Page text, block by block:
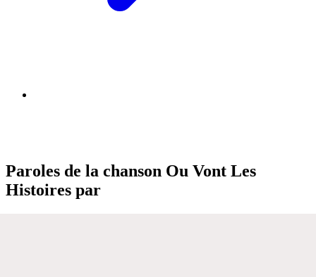
Paroles de la chanson Ou Vont Les
Histoires par